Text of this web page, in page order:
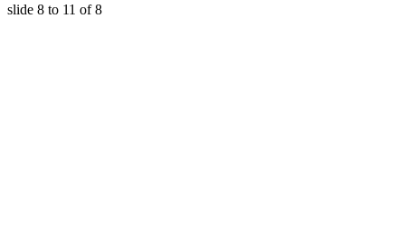
slide 8 to 11 of 8